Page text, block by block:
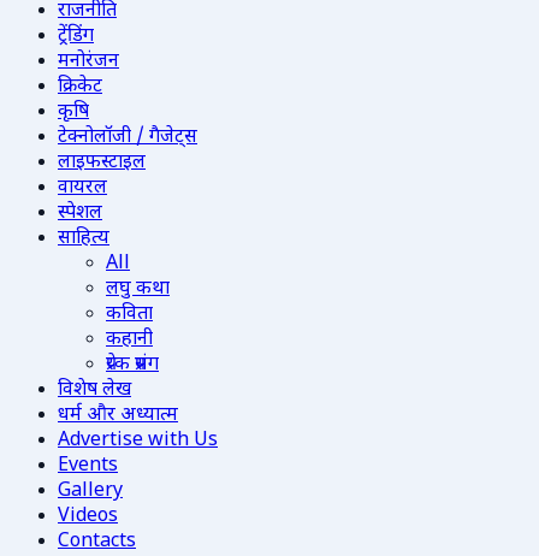
राजनीति
ट्रेंडिंग
मनोरंजन
क्रिकेट
कृषि
टेक्नोलॉजी / गैजेट्स
लाइफस्टाइल
वायरल
स्पेशल
साहित्य
All
लघु कथा
कविता
कहानी
प्रेरक प्रसंग
विशेष लेख
धर्म और अध्यात्म
Advertise with Us
Events
Gallery
Videos
Contacts